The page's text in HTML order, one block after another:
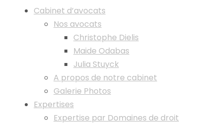
Cabinet d’avocats
Nos avocats
Christophe Dielis
Maide Odabas
Julia Stuyck
A propos de notre cabinet
Galerie Photos
Expertises
Expertise par Domaines de droit